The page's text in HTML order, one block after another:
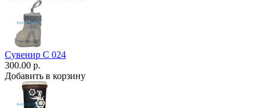
Сувенир С 024
300.00 р.
Добавить в корзину